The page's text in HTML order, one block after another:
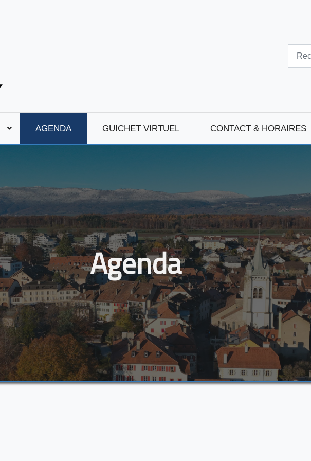
AGENDA GUICHET VIRTUEL CONTACT & HORAIRES
Agenda